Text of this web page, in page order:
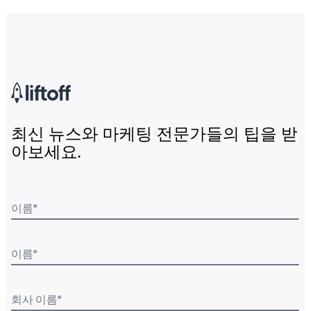
최신 뉴스와 마케팅 전문가들의 팁을 받
아보세요.
이름*
이름*
회사 이름*